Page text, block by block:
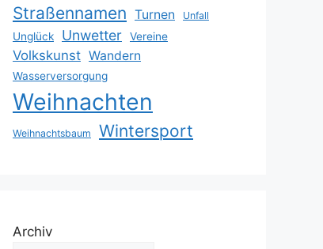
Straßennamen Turnen Unfall
Unglück Unwetter Vereine
Volkskunst Wandern
Wasserversorgung
Weihnachten
Weihnachtsbaum Wintersport
Archiv